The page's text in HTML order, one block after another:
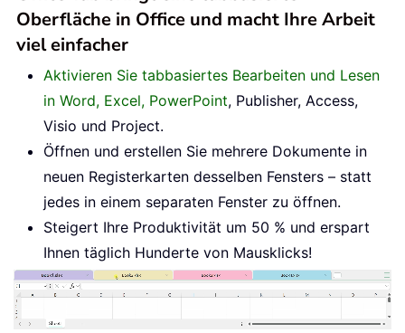
Oberfläche in Office und macht Ihre Arbeit
viel einfacher
Aktivieren Sie tabbasiertes Bearbeiten und Lesen
in Word, Excel, PowerPoint, Publisher, Access,
Visio und Project.
Öffnen und erstellen Sie mehrere Dokumente in
neuen Registerkarten desselben Fensters – statt
jedes in einem separaten Fenster zu öffnen.
Steigert Ihre Produktivität um 50 % und erspart
Ihnen täglich Hunderte von Mausklicks!